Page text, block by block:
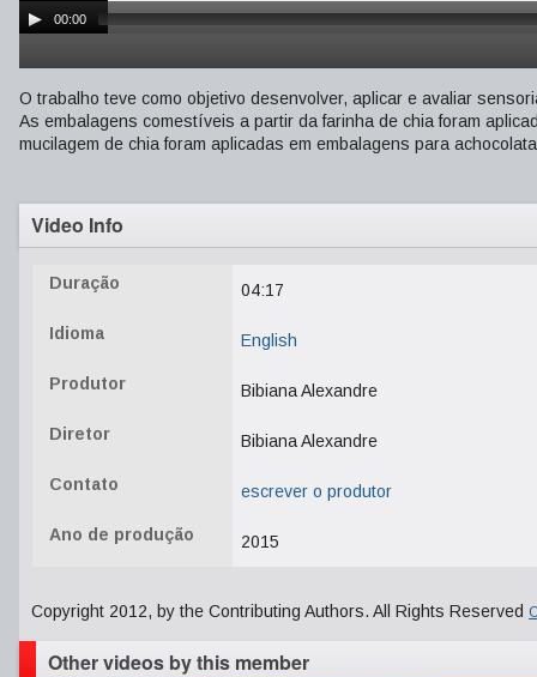
00:00
O trabalho teve como objetivo desenvolver, aplicar e avaliar
As embalagens comestíveis a partir da farinha de chia foram
mucilagem de chia foram aplicadas em embalagens para
Video Info
Duração 04:17
Idioma English
Produtor Bibiana Alexandre
Diretor Bibiana Alexandre
Contato escrever o produtor
Ano de produção 2015
Copyright 2012, by the Contributing Authors. All Rights Reserved
Other videos by this member